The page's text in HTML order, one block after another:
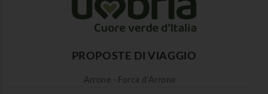
PROPOSTE DI VIAGGIO
Arrone - Forca d'Arrone